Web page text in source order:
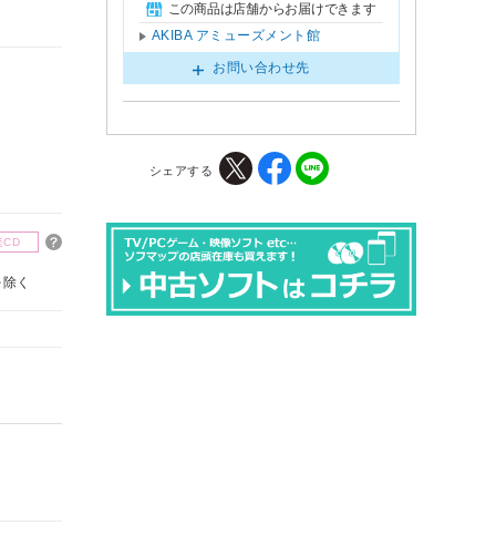
CD
く
この商品は店舗からお届けできます
AKIBA アミューズメント館
お問い合わせ先
シェアする